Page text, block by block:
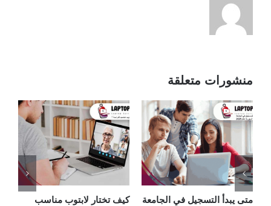
منشورات متعلقة
متى يبدأ التسجيل في الجامعة
كيف تختار لابتوب مناسب